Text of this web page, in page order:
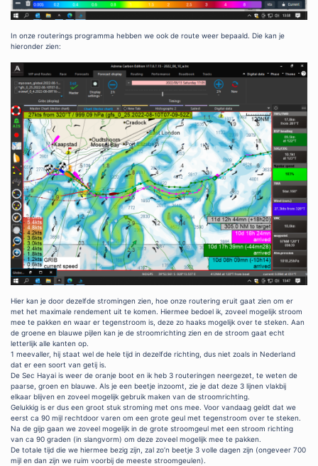
In onze routerings programma hebben we ook de route weer bepaald. Die kan je
hieronder zien:
Hier kan je door dezelfde stromingen zien, hoe onze routering eruit gaat zien om er
met het maximale rendement uit te komen. Hiermee bedoel ik, zoveel mogelijk stroom
mee te pakken en waar er tegenstroom is, deze zo haaks mogelijk over te steken. Aan
de groene en blauwe pijlen kan je de stroomrichting zien en de stroom gaat echt
letterlijk alle kanten op.
1 meevaller, hij staat wel de hele tijd in dezelfde richting, dus niet zoals in Nederland
dat er een soort van getij is.
De Sec Hayai is weer de oranje boot en ik heb 3 routeringen neergezet, te weten de
paarse, groen en blauwe. Als je een beetje inzoomt, zie je dat deze 3 lijnen vlakbij
elkaar blijven en zoveel mogelijk gebruik maken van de stroomrichting.
Gelukkig is er dus een groot stuk stroming met ons mee. Voor vandaag geldt dat we
eerst ca 90 mijl rechtdoor varen om een grote geul met tegenstroom over te steken.
Na de gijp gaan we zoveel mogelijk in de grote stroomgeul met een stroom richting
van ca 90 graden (in slangvorm) om deze zoveel mogelijk mee te pakken.
De totale tijd die we hiermee bezig zijn, zal zo’n beetje 3 volle dagen zijn (ongeveer 700
mijl en dan zijn we ruim voorbij de meeste stroomgeulen).